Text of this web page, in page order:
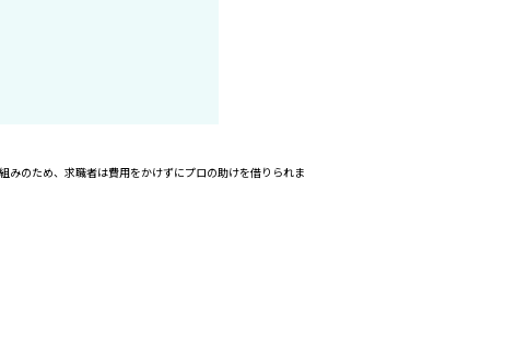
のため、求職者は費用をかけずにプロの助けを借りられま